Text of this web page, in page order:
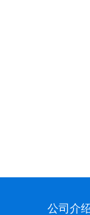
公司介